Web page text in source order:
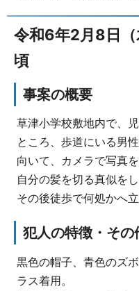
令和6年2月8日
頃
事案の概要
草津小学校敷地内で、
ところ、歩道にいる男
向いて、カメラで写真
自分の髪を切る真似をし
その後徒歩で何処かへ立
犯人の特徴・その
黒色の帽子、青色のズ
ラス着用。